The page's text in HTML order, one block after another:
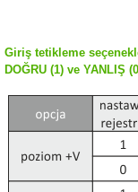
Giriş tetikleme
DOĞRU (1) ve YANLIŞ